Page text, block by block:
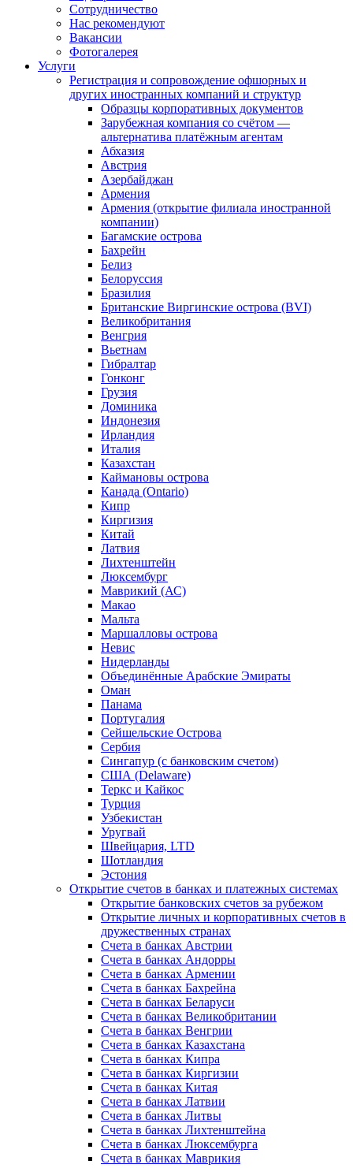
Сотрудничество
Нас рекомендуют
Вакансии
Фотогалерея
Услуги
Регистрация и сопровождение офшорных и
других иностранных компаний и структур
Образцы корпоративных документов
Зарубежная компания со счётом —
альтернатива платёжным агентам
Абхазия
Австрия
Азербайджан
Армения
Армения (открытие филиала иностранной
компании)
Багамские острова
Бахрейн
Белиз
Белоруссия
Бразилия
Британские Виргинские острова (BVI)
Великобритания
Венгрия
Вьетнам
Гибралтар
Гонконг
Грузия
Доминика
Индонезия
Ирландия
Италия
Казахстан
Каймановы острова
Канада (Ontario)
Кипр
Киргизия
Китай
Латвия
Лихтенштейн
Люксембург
Маврикий (АС)
Макао
Мальта
Маршалловы острова
Нeвис
Нидерланды
Объединённые Арабские Эмираты
Оман
Панама
Португалия
Сейшельские Острова
Сербия
Сингапур (c банковским счетом)
США (Delaware)
Теркс и Кайкос
Турция
Узбекистан
Уругвай
Швейцария, LTD
Шотландия
Эстония
Открытие счетов в банках и платежных системах
Открытие банковских счетов за рубежом
Открытие личных и корпоративных счетов в
дружественных странах
Счета в банках Австрии
Счета в банках Андорры
Счета в банках Армении
Счета в банках Бахрейна
Счета в банках Беларуси
Счета в банках Великобритании
Счета в банках Венгрии
Счета в банках Казахстана
Счета в банках Кипра
Счета в банках Киргизии
Счета в банках Китая
Счета в банках Латвии
Счета в банках Литвы
Счета в банках Лихтенштейна
Счета в банках Люксембурга
Счета в банках Маврикия